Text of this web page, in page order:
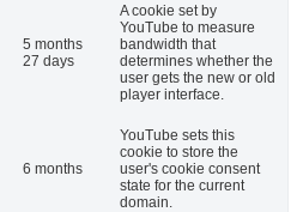
5 months
27 days
A cookie set by
YouTube to measure
bandwidth that
determines whether the
user gets the new or old
player interface.
6 months
YouTube sets this
cookie to store the
user's cookie consent
state for the current
domain.